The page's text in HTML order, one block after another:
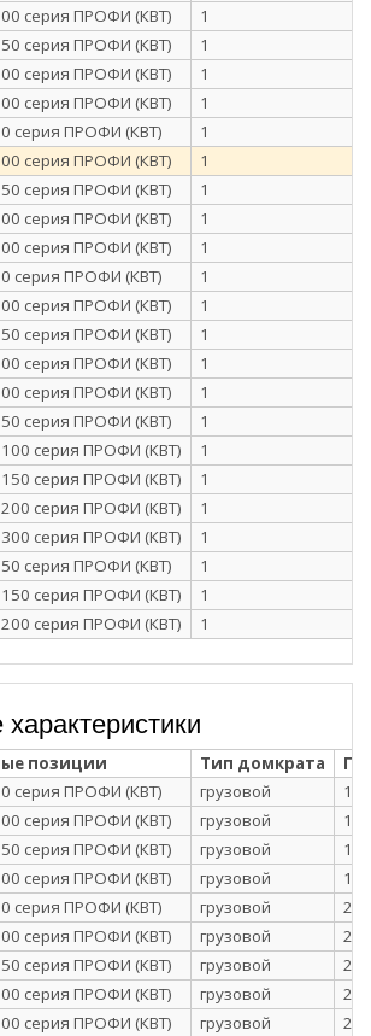
серия ПРОФИ (КВТ) 1
серия ПРОФИ (КВТ) 1
серия ПРОФИ (КВТ) 1
серия ПРОФИ (КВТ) 1
серия ПРОФИ (КВТ) 1
серия ПРОФИ (КВТ) 1
серия ПРОФИ (КВТ) 1
серия ПРОФИ (КВТ) 1
серия ПРОФИ (КВТ) 1
серия ПРОФИ (КВТ) 1
серия ПРОФИ (КВТ) 1
серия ПРОФИ (КВТ) 1
серия ПРОФИ (КВТ) 1
серия ПРОФИ (КВТ) 1
серия ПРОФИ (КВТ) 1
серия ПРОФИ (КВТ) 1
серия ПРОФИ (КВТ) 1
серия ПРОФИ (КВТ) 1
серия ПРОФИ (КВТ) 1
серия ПРОФИ (КВТ) 1
серия ПРОФИ (КВТ) 1
серия ПРОФИ (КВТ) 1
позиции Тип домкрата
серия ПРОФИ (КВТ) грузовой 10
серия ПРОФИ (КВТ) грузовой 10
серия ПРОФИ (КВТ) грузовой 10
серия ПРОФИ (КВТ) грузовой 10
серия ПРОФИ (КВТ) грузовой 20
серия ПРОФИ (КВТ) грузовой 20
серия ПРОФИ (КВТ) грузовой 20
серия ПРОФИ (КВТ) грузовой 20
серия ПРОФИ (КВТ) грузовой 20